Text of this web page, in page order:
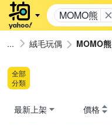
MOMO熊
絨毛玩偶 MOMO熊
全部
分類
最新上架 價格